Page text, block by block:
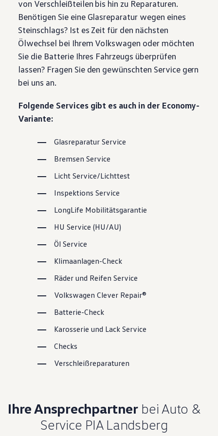
Magazin
Lifestyle
Transport
Familie
Elektromobilität
Volkswagen R
Pannen- und Unfallhilfe
Volkswagen Kundenbetreuung
von Verschleißteilen bis hin zu Reparaturen.
Benötigen Sie eine Glasreparatur wegen eines
Steinschlags? Ist es Zeit für den nächsten
Ölwechsel bei Ihrem Volkswagen oder möchten
Sie die Batterie Ihres Fahrzeugs überprüfen
lassen? Fragen Sie den gewünschten Servicegern
bei uns an.
Folgende Services gibt es auch in der Economy-
Variante:
Glasreparatur Service
Bremsen Service
Licht Service/Lichttest
Inspektions Service
LongLife Mobilitätsgarantie
HU Service (HU/AU)
Öl Service
Klimaanlagen-Check
Räder und Reifen Service
Volkswagen Clever Repair®
Batterie-Check
Karosserie und Lack Service
Checks
Verschleißreparaturen
Ihre Ansprechpartnerbei Auto &
Service PIA Landsberg